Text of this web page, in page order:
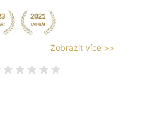
Zobrazit více >>